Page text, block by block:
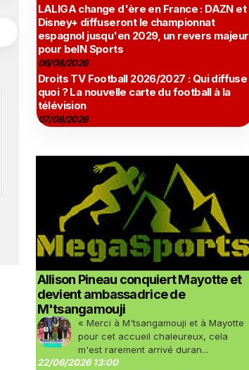
LALIGA change d'ère en France : DAZN et
Disney+ diffuseront le championnat
espagnol jusqu'en 2029, un revers majeur
pour beIN Sports
06/08/2026
Droits TV Football 2026/2027 : Qui diffuse
quoi ? La nouvelle carte du football à la
télévision
07/08/2026
Allison Pineau conquiert Mayotte et
devient ambassadrice de
M'tsangamouji
« Merci à M'tsangamouji et à Mayotte
pour cet accueil chaleureux, cela
m'est rarement arrivé duran...
22/06/2026 13:00